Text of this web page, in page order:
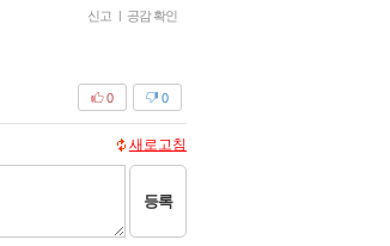
신고 | 공감 확인
0
0
새로고침
등록